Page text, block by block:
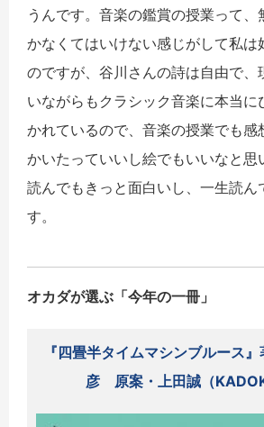
うんです。 音楽の鑑賞の授業って、
かなくてはいけない感じがして私は
のですが、谷川さんの詩は自由で、
いながらもクラシック音楽に本当に
かれているので、 音楽の授業でも感
かいたっていいし絵でもいいなと思
読んでもきっと面白いし、 一生読ん
す。
オカダが選ぶ「今年の一冊」
『四畳半タイムマシンブルース
彦 原案・上田誠（